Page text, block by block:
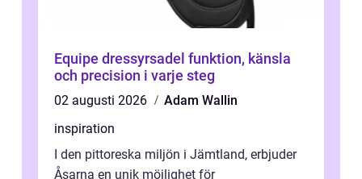
Equipe dressyrsadel funktion, känsla
och precision i varje steg
02 augusti 2026
Adam Wallin
inspiration
I den pittoreska miljön i Jämtland, erbjuder
Åsarna en unik möjlighet för